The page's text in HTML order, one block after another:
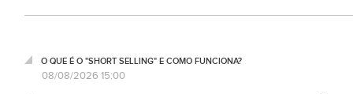
O QUE É O "SHORT SELLING" E COMO FUNCIONA?
08/08/2026 15:00